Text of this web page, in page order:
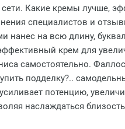
сети. Какие кремы лучше,
специалистов и
на всю длину,
крем для
самостоятельно.
подделку?..
потенцию,
наслаждаться